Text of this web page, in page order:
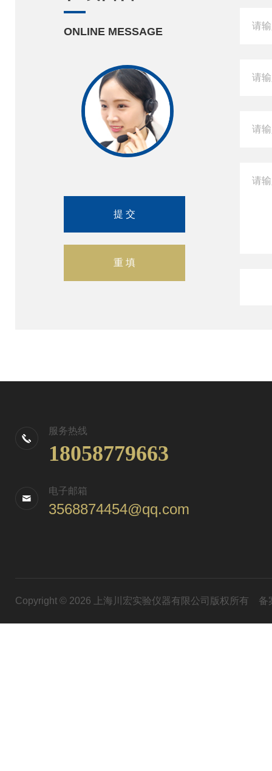
ONLINE MESSAGE
服务热线
18058779663
电子邮箱
3568874454@qq.com
Copyright © 2026 上海川宏实验仪器有限公司版权所有 备